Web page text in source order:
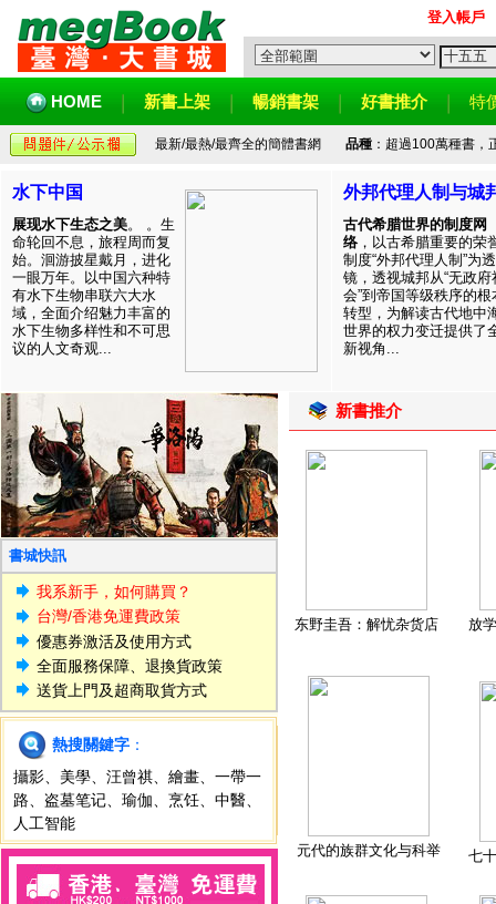
登入帳戶
HOME 新書上架 暢銷書架 好書推介 特
最新/最熱/最齊全的簡體書網 品種：超過100萬種書，
水下中国
展现水下生态之美。 。生
命轮回不息，旅程周而复
始。洄游披星戴月，进化
一眼万年。以中国六种特
有水下生物串联六大水
域，全面介绍魅力丰富的
水下生物多样性和不可思
议的人文奇观...
外邦代理人制与城
古代希腊世界的制度网
络 ，以古希腊重要的荣
制度“外邦代理人制”为透
镜，透视城邦从“无政府
会”到帝国等级秩序的根
转型，为解读古代地中
世界的权力变迁提供了
新视角...
書城快訊
我系新手，如何購買？
台灣/香港免運費政策
優惠券激活及使用方式
全面服務保障、退換貨政策
送貨上門及超商取貨方式
熱搜關鍵字 ：
攝影
美學 汪曾祺 繪畫
一帶一
路
盗墓笔记 瑜伽 烹饪 中醫
人工智能
新書推介
东野圭吾：解忧杂货店 放
元代的族群文化与科举 七